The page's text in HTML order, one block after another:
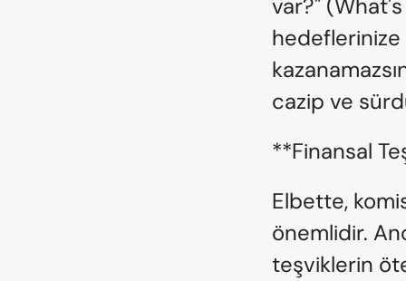
var?"
hedeflerinize
cazip ve
**Finansal
Elbette,
önemlidir.
teşviklerin